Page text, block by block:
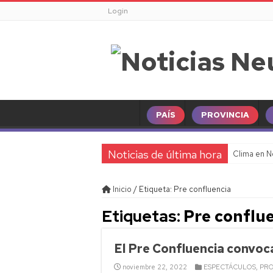
Login
PAÍS PROVINCIA
Noticias de última hora
Clima en
CGT
Paro
Inicio / Etiqueta: Pre confluencia
Etiquetas: Pre
El Pre Confluencia
noviembre 22, 2022 ESPECTÁCULOS,